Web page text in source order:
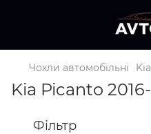
Чохли автомобільні Kia
Kia Picanto 2016-
Фільтр